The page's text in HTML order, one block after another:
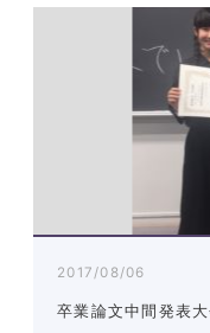
2017/08/06
卒業論文中間発表